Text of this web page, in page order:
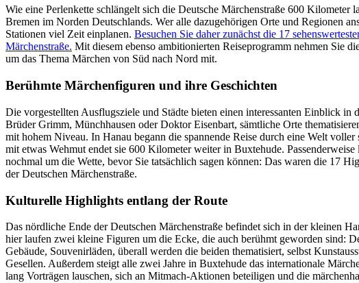
Wie eine Perlenkette schlängelt sich die Deutsche Märchenstraße 600 Kilometer
Bremen im Norden Deutschlands. Wer alle dazugehörigen Orte und Regionen
Stationen viel Zeit einplanen. Besuchen Sie daher zunächst die 17
Märchenstraße. Mit diesem ebenso ambitionierten Reiseprogramm nehmen Sie
um das Thema Märchen von Süd nach Nord mit.
Berühmte Märchenfiguren und ihre Geschichten
Die vorgestellten Ausflugsziele und Städte bieten einen interessanten Einblick in
Brüder Grimm, Münchhausen oder Doktor Eisenbart, sämtliche Orte
mit hohem Niveau. In Hanau begann die spannende Reise durch eine Welt
mit etwas Wehmut endet sie 600 Kilometer weiter in Buxtehude.
nochmal um die Wette, bevor Sie tatsächlich sagen können: Das waren die 17
der Deutschen Märchenstraße.
Kulturelle Highlights entlang der Route
Das nördliche Ende der Deutschen Märchenstraße befindet sich in der kleinen
hier laufen zwei kleine Figuren um die Ecke, die auch berühmt geworden sind:
Gebäude, Souvenirläden, überall werden die beiden thematisiert, selbst
Gesellen. Außerdem steigt alle zwei Jahre in Buxtehude das internationale
lang Vorträgen lauschen, sich an Mitmach-Aktionen beteiligen und die